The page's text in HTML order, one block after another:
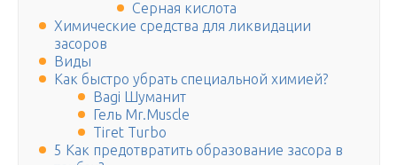
Серная кислота
Химические средства для ликвидации
засоров
Виды
Как быстро убрать специальной химией?
Bagi Шуманит
Гель Mr.Muscle
Tiret Turbo
5 Как предотвратить образование засора в